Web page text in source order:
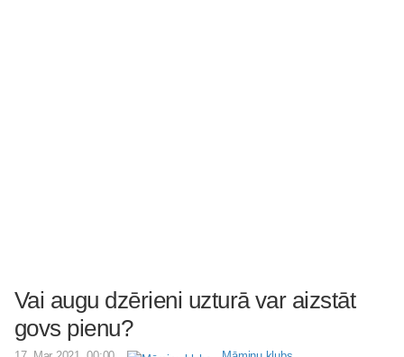
Vai augu dzērieni uzturā var aizstāt
govs pienu?